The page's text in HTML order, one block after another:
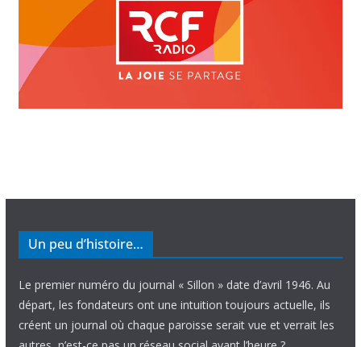
Un peu d’histoire…
Le premier numéro du journal « Sillon » date d’avril 1946. Au
départ, les fondateurs ont une intuition toujours actuelle, ils
créent un journal où chaque paroisse serait vue et verrait les